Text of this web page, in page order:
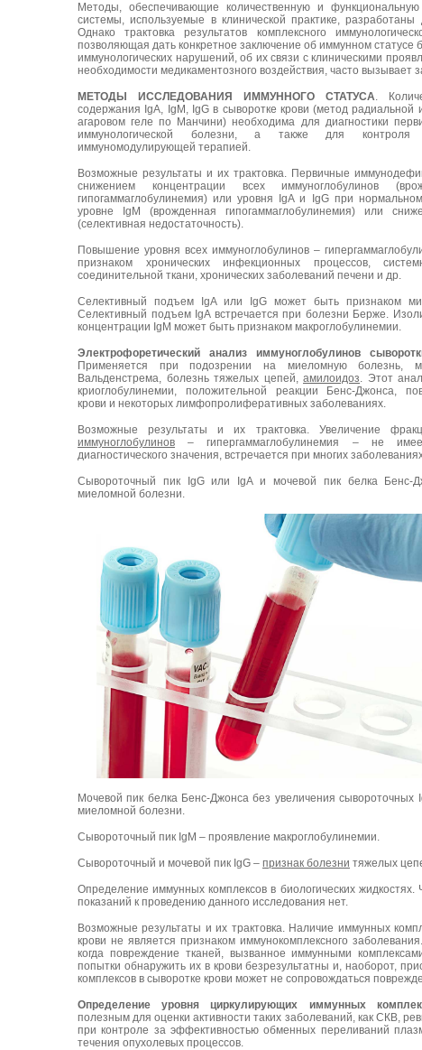
Методы, обеспечивающие количественную и
системы, используемые в клинической практике, разработаны
Однако трактовка результатов комплексного
позволяющая дать конкретное заключение об иммунном статусе
иммунологических нарушений, об их связи с клиническими
необходимости медикаментозного воздействия, часто вызывает
МЕТОДЫ ИССЛЕДОВАНИЯ ИММУННОГО СТАТУСА.
содержания IgA, IgM, IgG в сыворотке крови (метод
агаровом геле по Манчини) необходима для диагностики
иммунологической болезни, а также для контроля
иммуномодулирующей терапией.
Возможные результаты и их трактовка. Первичные
снижением концентрации всех иммуноглобулинов
гипогаммаглобулинемия) или уровня IgA и IgG при
уровне IgM (врожденная гипогаммаглобулинемия) или
(селективная недостаточность).
Повышение уровня всех иммуноглобулинов –
признаком хронических инфекционных процессов,
соединительной ткани, хронических заболеваний печени и др.
Селективный подъем IgA или IgG может быть признаком
Селективный подъем IgA встречается при болезни Берже.
концентрации IgM может быть признаком макроглобулинемии.
Электрофоретический анализ иммуноглобулинов
Применяется при подозрении на миеломную болезнь,
Вальденстрема, болезнь тяжелых цепей, амилоидоз. Этот
криоглобулинемии, положительной реакции Бенс-Джонса,
крови и некоторых лимфопролиферативных заболеваниях.
Возможные результаты и их трактовка. Увеличение
иммуноглобулинов – гипергаммаглобулинемия – не
диагностического значения, встречается при многих
Сывороточный пик IgG или IgA и мочевой пик белка Бенс-
миеломной болезни.
Мочевой пик белка Бенс-Джонса без увеличения сывороточных
миеломной болезни.
Сывороточный пик IgM – проявление макроглобулинемии.
Сывороточный и мочевой пик IgG – признак болезни тяжелых
Определение иммунных комплексов в биологических жидкостях.
показаний к проведению данного исследования нет.
Возможные результаты и их трактовка. Наличие иммунных
крови не является признаком иммунокомплексного
когда повреждение тканей, вызванное иммунными
попытки обнаружить их в крови безрезультатны и, наоборот,
комплексов в сыворотке крови может не сопровождаться
Определение уровня циркулирующих иммунных
полезным для оценки активности таких заболеваний, как СКВ,
при контроле за эффективностью обменных переливаний
течения опухолевых процессов.